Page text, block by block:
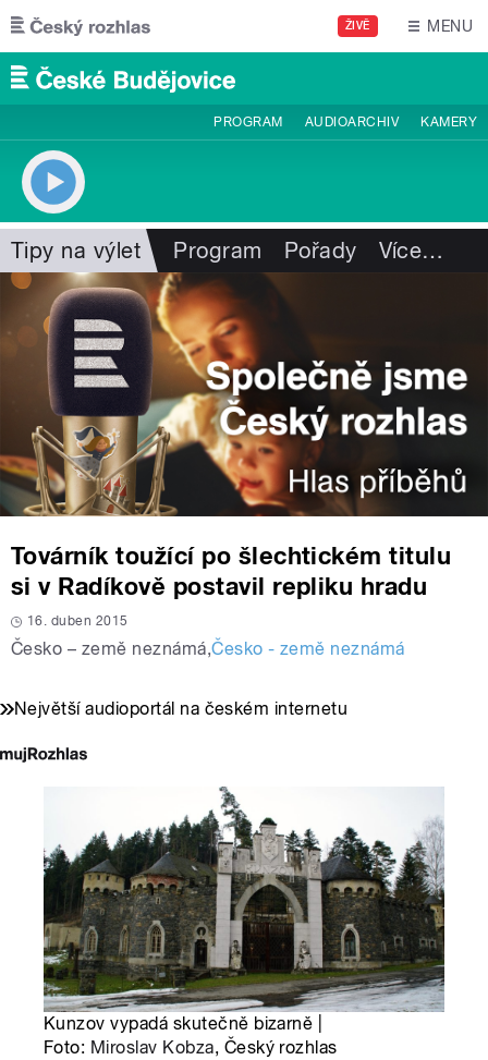
Přejít k hlavnímu obsahu
ŽIVĚ MENU
PROGRAM AUDIOARCHIV KAMERY
Tipy na výlet Program Pořady Více…
Továrník toužící po šlechtickém titulu
si v Radíkově postavil repliku hradu
16. duben 2015
Česko – země neznámá,Česko - země neznámá
Největší audioportál na českém internetu
Kunzov vypadá skutečně bizarně |
Foto: Miroslav Kobza, Český rozhlas